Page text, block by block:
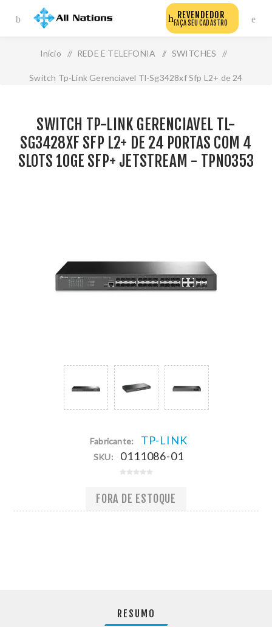
REVENDEDOR
FAÇA SEU CADASTRO
Início / REDE E TELEFONIA / SWITCHES /
Switch Tp-Link Gerenciavel Tl-Sg3428xf Sfp L2+ de 24
SWITCH TP-LINK GERENCIAVEL TL-
SG3428XF SFP L2+ DE 24 PORTAS COM 4
SLOTS 10GE SFP+ JETSTREAM - TPN0353
Fabricante: TP-LINK
SKU: 0111086-01
FORA DE ESTOQUE
RESUMO